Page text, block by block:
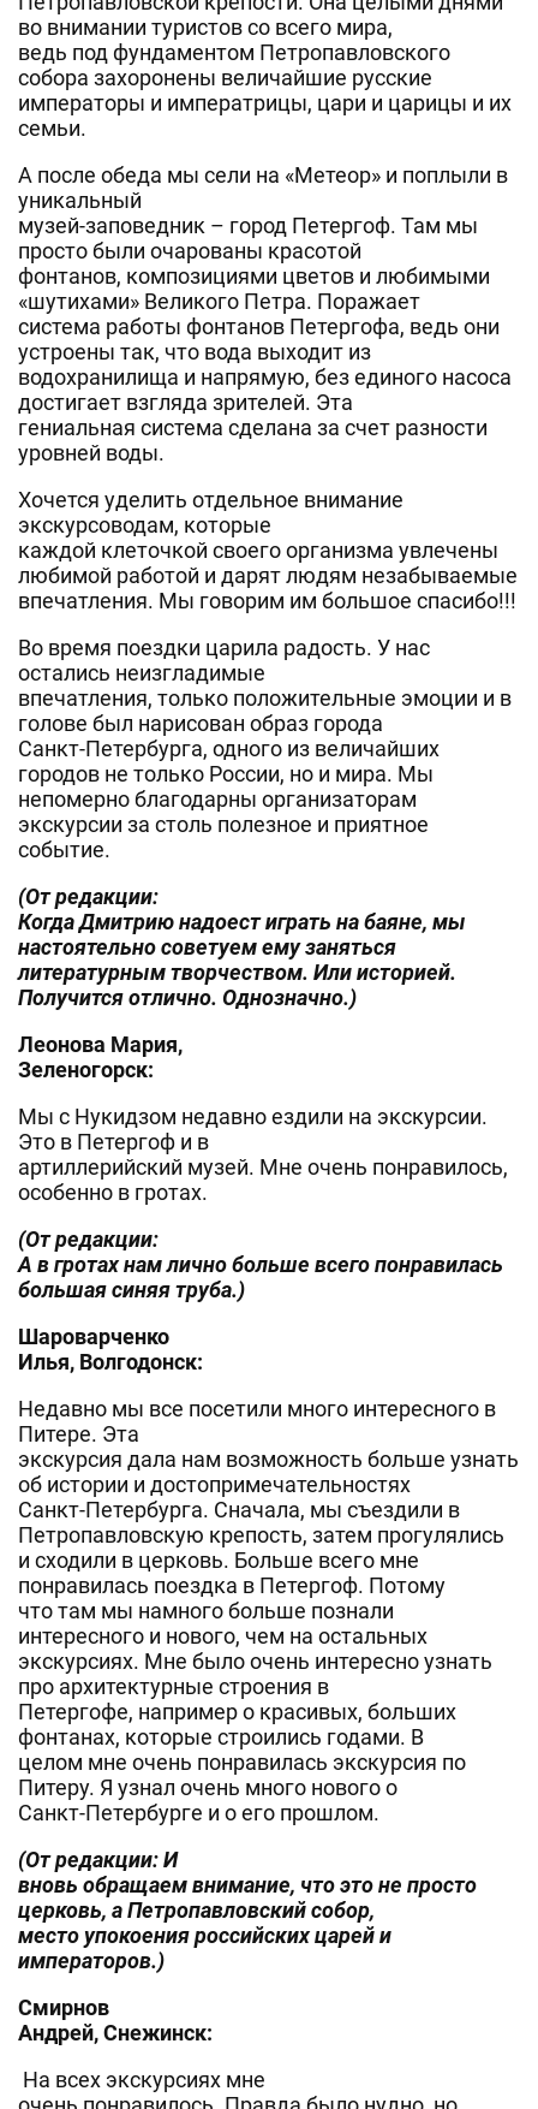
во внимании туристов со всего мира,
ведь под фундаментом Петропавловского
собора захоронены величайшие русские
императоры и императрицы, цари и царицы и их
семьи.
А после обеда мы сели на «Метеор» и поплыли в
уникальный
музей-заповедник – город Петергоф. Там мы
просто были очарованы красотой
фонтанов, композициями цветов и любимыми
«шутихами» Великого Петра. Поражает
система работы фонтанов Петергофа, ведь они
устроены так, что вода выходит из
водохранилища и напрямую, без единого насоса
достигает взгляда зрителей. Эта
гениальная система сделана за счет разности
уровней воды.
Хочется уделить отдельное внимание
экскурсоводам, которые
каждой клеточкой своего организма увлечены
любимой работой и дарят людям незабываемые
впечатления. Мы говорим им большое спасибо!!!
Во время поездки царила радость. У нас
остались неизгладимые
впечатления, только положительные эмоции и в
голове был нарисован образ города
Санкт-Петербурга, одного из величайших
городов не только России, но и мира. Мы
непомерно благодарны организаторам
экскурсии за столь полезное и приятное
событие.
(От редакции:
Когда Дмитрию надоест играть на баяне, мы
настоятельно советуем ему заняться
литературным творчеством. Или историей.
Получится отлично. Однозначно.)
Леонова Мария,
Зеленогорск:
Мы с Нукидзом недавно ездили на экскурсии.
Это в Петергоф и в
артиллерийский музей. Мне очень понравилось,
особенно в гротах.
(От редакции:
А в гротах нам лично больше всего понравилась
большая синяя труба.)
Шароварченко
Илья, Волгодонск:
Недавно мы все посетили много интересного в
Питере. Эта
экскурсия дала нам возможность больше узнать
об истории и достопримечательностях
Санкт-Петербурга. Сначала, мы съездили в
Петропавловскую крепость, затем прогулялись
и сходили в церковь. Больше всего мне
понравилась поездка в Петергоф. Потому
что там мы намного больше познали
интересного и нового, чем на остальных
экскурсиях. Мне было очень интересно узнать
про архитектурные строения в
Петергофе, например о красивых, больших
фонтанах, которые строились годами. В
целом мне очень понравилась экскурсия по
Питеру. Я узнал очень много нового о
Санкт-Петербурге и о его прошлом.
(От редакции: И
вновь обращаем внимание, что это не просто
церковь, а Петропавловский собор,
место упокоения российских царей и
императоров.)
Смирнов
Андрей, Снежинск:
На всех экскурсиях мне